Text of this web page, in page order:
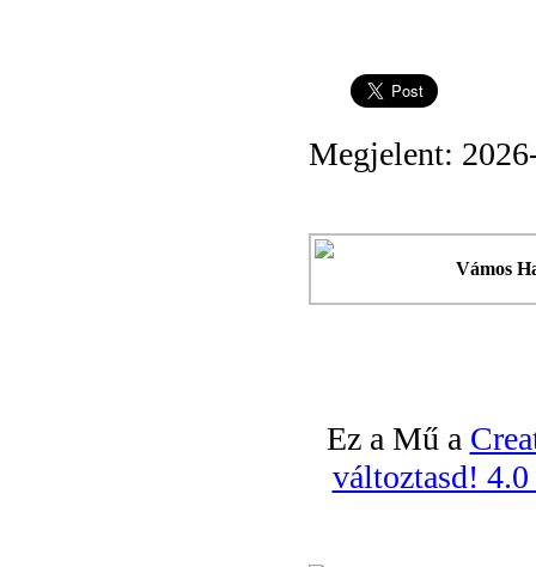
Megjelent:
Vámos
Ez a Mű a
változtasd!